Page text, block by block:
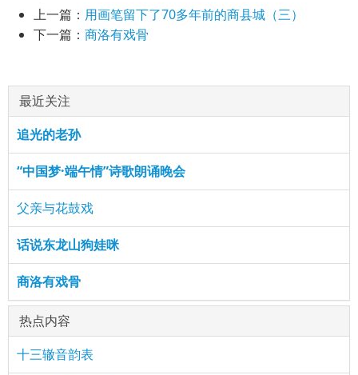
上一篇： 用画笔留下了70多年前的商县城（三）
下一篇： 商洛有戏骨
最近关注
追光的老孙
“中国梦·端午情”诗歌朗诵晚会
父亲与花鼓戏
话说东龙山狗娃咪
商洛有戏骨
热点内容
十三辙音韵表